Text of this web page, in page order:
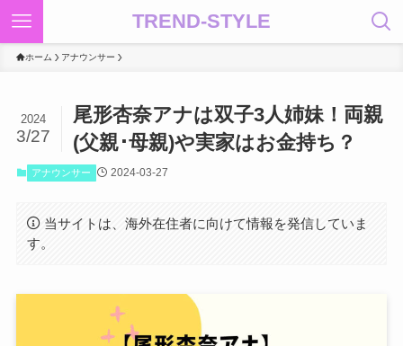
TREND-STYLE
ホーム アナウンサー
尾形杏奈アナは双子3人姉妹！両親
(父親･母親)や実家はお金持ち？
2024
3/27
アナウンサー 2024-03-27
当サイトは、海外在住者に向けて情報を発信していま
す。